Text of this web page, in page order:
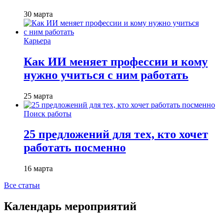
30 марта
Карьера
Как ИИ меняет профессии и кому
нужно учиться с ним работать
25 марта
Поиск работы
25 предложений для тех, кто хочет
работать посменно
16 марта
Все статьи
Календарь мероприятий